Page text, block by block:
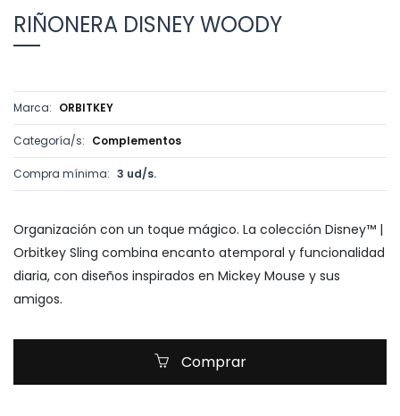
RIÑONERA DISNEY WOODY
Marca: ORBITKEY
Categoría/s: Complementos
Compra mínima: 3 ud/s.
Organización con un toque mágico. La colección Disney™ |
Orbitkey Sling combina encanto atemporal y funcionalidad
diaria, con diseños inspirados en Mickey Mouse y sus
amigos.
Comprar